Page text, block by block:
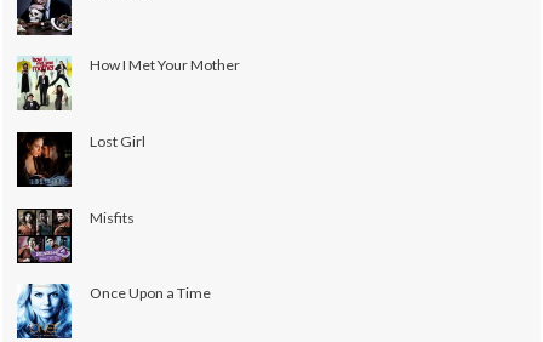
How I Met Your Mother
Lost Girl
Misfits
Once Upon a Time